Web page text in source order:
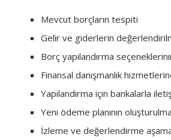
Mevcut borçların tespiti
Gelir ve giderlerin
Borç yapılandırma
Finansal danışmanlık
Yapılandırma için bankalarla
Yeni ödeme planının
İzleme ve değerlendirme